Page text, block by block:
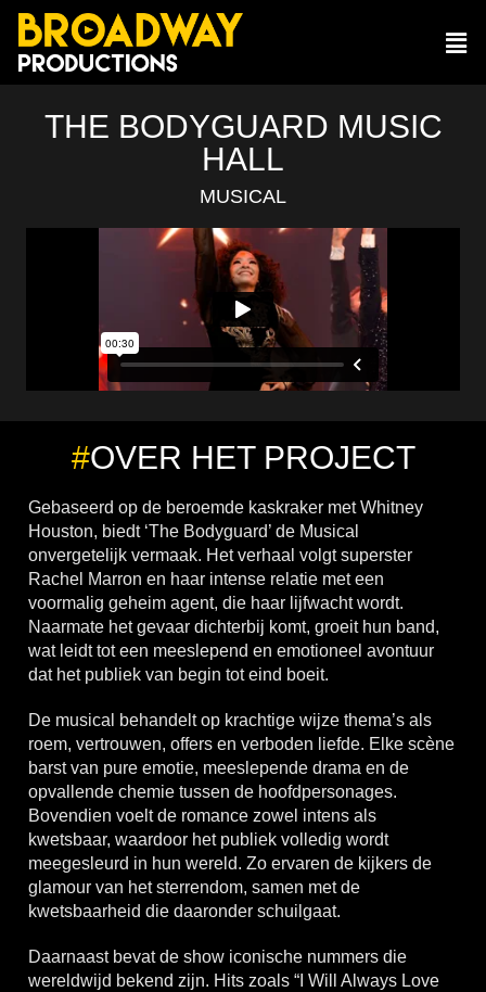
THE BODYGUARD MUSIC
HALL
MUSICAL
#OVER HET PROJECT
Gebaseerd op de beroemde kaskraker met Whitney
Houston, biedt ‘The Bodyguard’ de Musical
onvergetelijk vermaak. Het verhaal volgt superster
Rachel Marron en haar intense relatie met een
voormalig geheim agent, die haar lijfwacht wordt.
Naarmate het gevaar dichterbij komt, groeit hun band,
wat leidt tot een meeslepend en emotioneel avontuur
dat het publiek van begin tot eind boeit.
De musical behandelt op krachtige wijze thema’s als
roem, vertrouwen, offers en verboden liefde. Elke scène
barst van pure emotie, meeslepende drama en de
opvallende chemie tussen de hoofdpersonages.
Bovendien voelt de romance zowel intens als
kwetsbaar, waardoor het publiek volledig wordt
meegesleurd in hun wereld. Zo ervaren de kijkers de
glamour van het sterrendom, samen met de
kwetsbaarheid die daaronder schuilgaat.
Daarnaast bevat de show iconische nummers die
wereldwijd bekend zijn. Hits zoals “I Will Always Love